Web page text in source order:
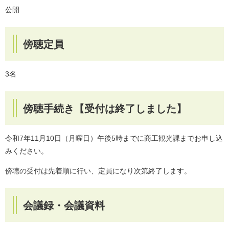
公開
傍聴定員
3名
傍聴手続き【受付は終了しました】
令和7年11月10日（月曜日）午後5時までに商工観光課までお申し込
みください。
傍聴の受付は先着順に行い、定員になり次第終了します。
会議録・会議資料